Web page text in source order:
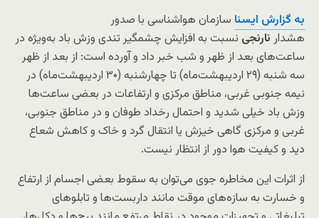
به گزارش ایسنا سازمان هواشناسی با صدور
هشدار نارنجی نسبت به افزایش چشمگیر تندی وزش باد به‌ویژه در
ساعت‌های بعد از ظهر و شب خبر داد و آورده است: از بعد از ظهر
سه شنبه (۲۹ اردیبهشت‌ماه) تا چهارشنبه (۳۰ اردیبهشت‌ماه) در
نیمه جنوبی غربی، مناطق مرکزی و ارتفاعات در بعضی ساعت‌ها
وزش باد خیلی شدید و احتمال رخداد طوفان و در مناطق جنوبی،
غربی و مرکزی گاهی خیزش یا انتقال گرد و خاک و کاهش شعاع
دید و کیفیت هوا دور از انتظار نیست.
از اثرات این مخاطره جوی می‌توان به سقوط بعضی اجسام از ارتفاع
و خسارت به سازه‌های موقت مانند داربست‌ها و تابلوهای